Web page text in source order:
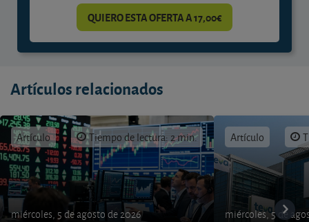
QUIERO ESTA OFERTA A 17,00€
Artículos relacionados
Artículo Tiempo de lectura: 2 min.
miércoles, 5 de agosto de 2026
Artículo
miércoles, 5 de